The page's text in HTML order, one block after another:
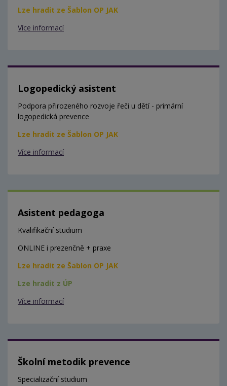
Lze hradit ze Šablon OP JAK
Více informací
Logopedický asistent
Podpora přirozeného rozvoje řeči u dětí - primární
logopedická prevence
Lze hradit ze Šablon OP JAK
Více informací
Asistent pedagoga
Kvalifikační studium
ONLINE i prezenčně + praxe
Lze hradit ze Šablon OP JAK
Lze hradit z ÚP
Více informací
Školní metodik prevence
Specializační studium